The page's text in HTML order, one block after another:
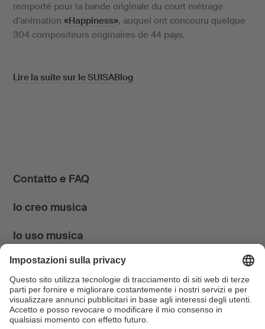
remporté pour la bande originale du court métrage
d’animation «Happiness», auquel ont concouru quelque
304 compositeurs originaires de 44 pays.
Lire la suite sur le SUISABlog
Contatto e FAQ
Io creo musica
Io uso musica
News & Agenda
FONDATION SUISA ↗